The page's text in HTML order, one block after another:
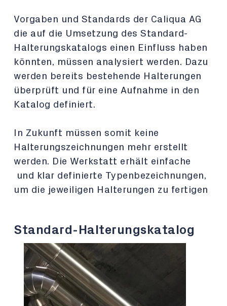
Vorgaben und Standards der Caliqua AG
die auf die Umsetzung des Standard-
Halterungskatalogs einen Einfluss haben
könnten, müssen analysiert werden. Dazu
werden bereits bestehende Halterungen
überprüft und für eine Aufnahme in den
Katalog definiert.
In Zukunft müssen somit keine
Halterungszeichnungen mehr erstellt
werden. Die Werkstatt erhält einfache
und klar definierte Typenbezeichnungen,
um die jeweiligen Halterungen zu fertigen
Standard-Halterungskatalog